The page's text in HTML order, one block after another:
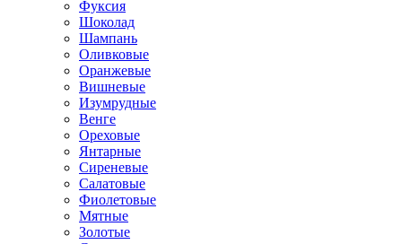
Фуксия
Шоколад
Шампань
Оливковые
Оранжевые
Вишневые
Изумрудные
Венге
Ореховые
Янтарные
Сиреневые
Салатовые
Фиолетовые
Мятные
Золотые